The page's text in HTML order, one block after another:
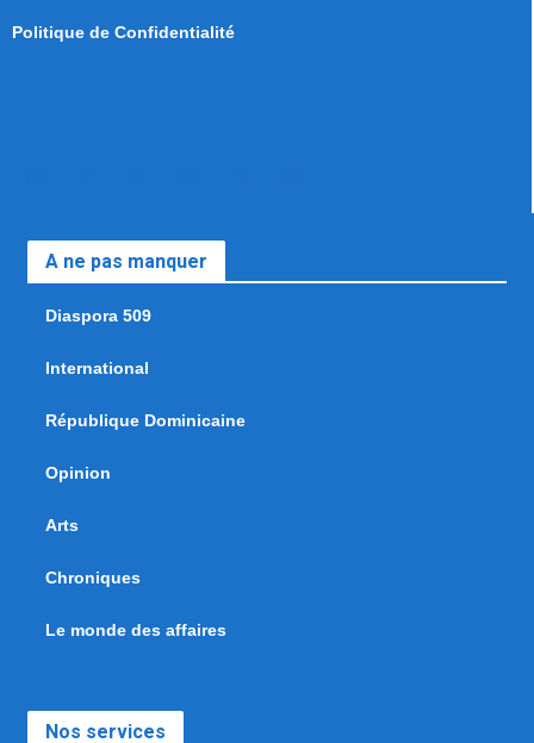
Politique de Confidentialité
A ne pas manquer
Diaspora 509
International
République Dominicaine
Opinion
Arts
Chroniques
Le monde des affaires
Nos services